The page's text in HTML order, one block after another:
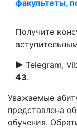
факультеты,
Получите
► Telegram,
43.
Уважаемые
представлена
обучения.